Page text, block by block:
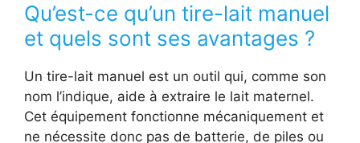
Qu’est-ce qu’un tire-lait manuel
et quels sont ses avantages ?
Un tire-lait manuel est un outil qui, comme son
nom l’indique, aide à extraire le lait maternel.
Cet équipement fonctionne mécaniquement et
ne nécessite donc pas de batterie, de piles ou